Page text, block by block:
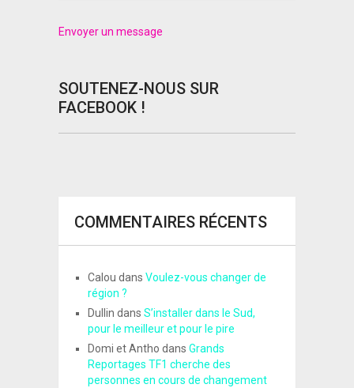
Envoyer un message
SOUTENEZ-NOUS SUR
FACEBOOK !
COMMENTAIRES RÉCENTS
Calou dans Voulez-vous changer de
région ?
Dullin dans S’installer dans le Sud,
pour le meilleur et pour le pire
Domi et Antho dans Grands
Reportages TF1 cherche des
personnes en cours de changement